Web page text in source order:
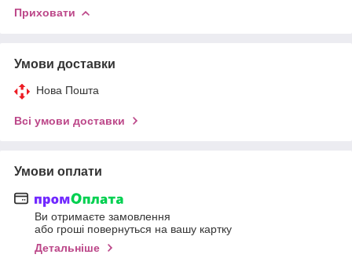
Приховати
Умови доставки
Нова Пошта
Всі умови доставки
Умови оплати
Ви отримаєте замовлення
або гроші повернуться на вашу картку
Детальніше